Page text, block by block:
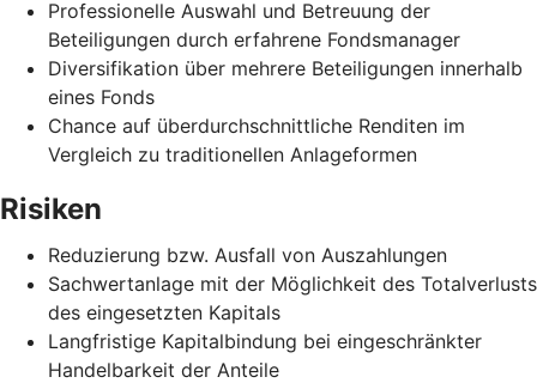
Professionelle Auswahl und Betreuung der
Beteiligungen durch erfahrene Fondsmanager
Diversifikation über mehrere Beteiligungen innerhalb
eines Fonds
Chance auf überdurchschnittliche Renditen im
Vergleich zu traditionellen Anlageformen
Risiken
Reduzierung bzw. Ausfall von Auszahlungen
Sachwertanlage mit der Möglichkeit des Totalverlusts
des eingesetzten Kapitals
Langfristige Kapitalbindung bei eingeschränkter
Handelbarkeit der Anteile